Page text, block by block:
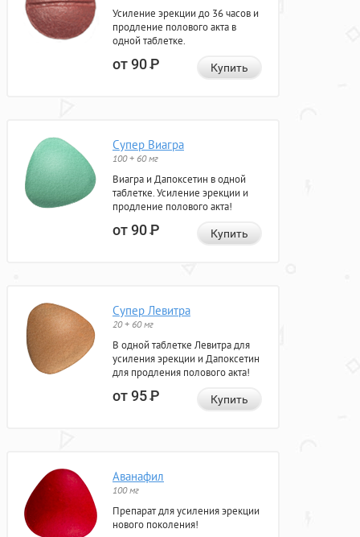
Усиление эрекции до 36 часов и
продление полового акта в
одной таблетке.
от 90Р Купить
Супер Виагра
100 + 60 мг
Виагра и Дапоксетин в одной
таблетке. Усиление эрекции и
продление полового акта!
от 90Р Купить
Супер Левитра
20 + 60 мг
В одной таблетке Левитра для
усиления эрекции и Дапоксетин
для продления полового акта!
от 95Р Купить
Аванафил
100 мг
Препарат для усиления эрекции
нового поколения!